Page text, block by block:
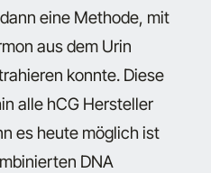
eine Methode, mit
aus dem Urin
konnte. Diese
alle hCG Hersteller
es heute möglich ist
DNA